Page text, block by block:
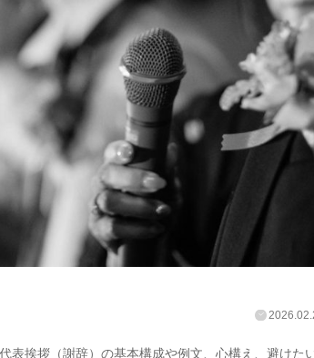
表挨拶（謝辞）の基本構成や例文、心構え、避けた